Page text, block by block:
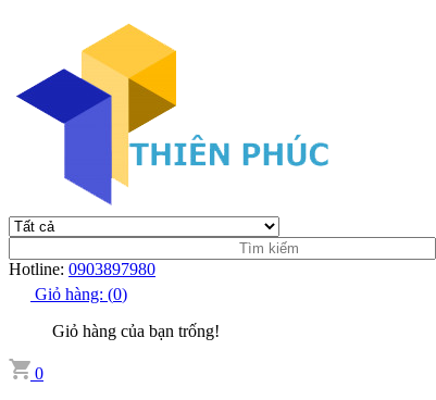
Hotline: 0903897980
Giỏ hàng: (0)
Giỏ hàng của bạn trống!
0